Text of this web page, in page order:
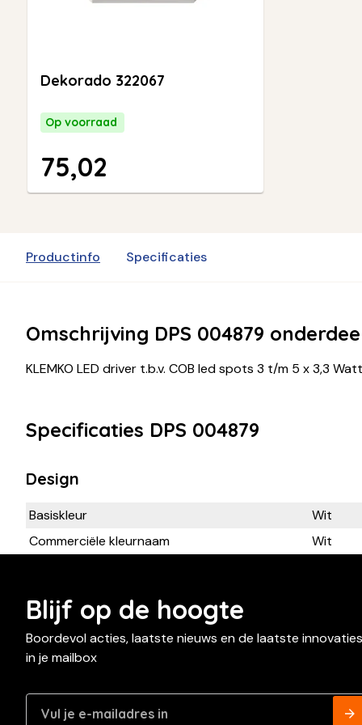
Dekorado 322067
Op voorraad
75,02
Productinfo Specificaties
Omschrijving DPS 004879
KLEMKO LED driver t.b.v. COB led spots 3 t/m 5 x 3,3
Specificaties DPS 004879
Design
Basiskleur
Wit
Commerciële kleurnaam
Wit
Blijf op de hoogte
Boordevol acties, laatste nieuws en de laatste innovaties
in je mailbox